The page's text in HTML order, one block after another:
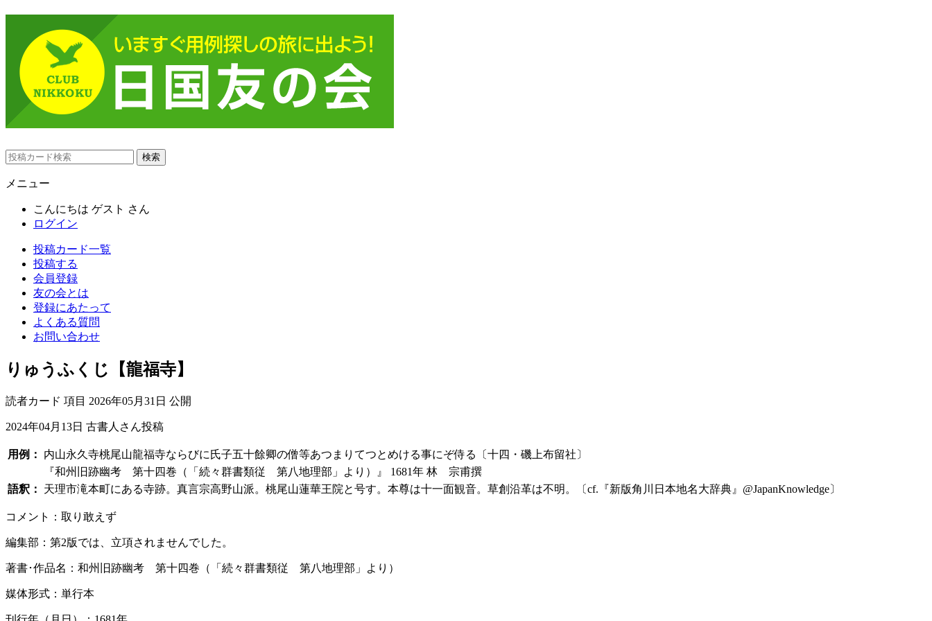
メニュー
こんにちは ゲスト さん
ログイン
投稿カード一覧
投稿する
会員登録
友の会とは
登録にあたって
よくある質問
お問い合わせ
りゅうふくじ【龍福寺】
読者カード 項目 2026年05月31日 公開
2024年04月13日 古書人さん投稿
用例：
内山永久寺桃尾山龍福寺ならびに氏子五十餘卿の僧等あつまりてつとめける事にぞ侍る〔十四・磯上布留社〕
『和州旧跡幽考 第十四巻（「続々群書類従 第八地理部」より）』 1681年 林 宗甫撰
語釈：
天理市滝本町にある寺跡。真言宗高野山派。桃尾山蓮華王院と号す。本尊は十一面観音。草創沿革は不明。〔cf.『新版角川日本地名大辞典』@JapanKnowledge〕
コメント：取り敢えず
編集部：第2版では、立項されませんでした。
著書･作品名：和州旧跡幽考 第十四巻（「続々群書類従 第八地理部」より）
媒体形式：単行本